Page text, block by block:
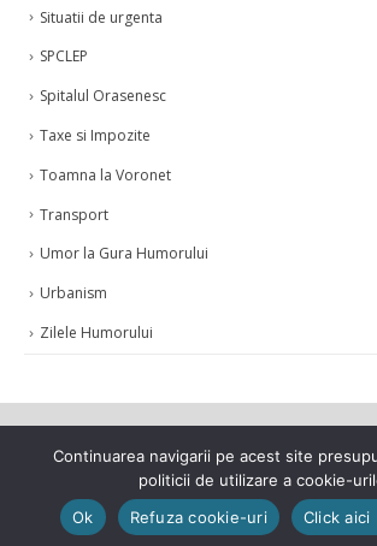
Situatii de urgenta
SPCLEP
Spitalul Orasenesc
Taxe si Impozite
Toamna la Voronet
Transport
Umor la Gura Humorului
Urbanism
Zilele Humorului
© Copyright 2021. Toate drepturile rezervate.
Continuarea navigarii pe acest site
politicii de utilizare a cookie-
Ok
Refuza cookie-uri Click